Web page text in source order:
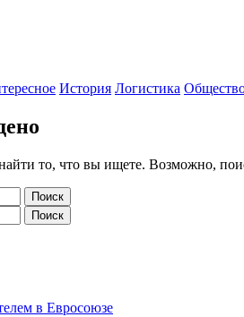
История Логистика
то, что вы ищете. Возможно,
в Евросоюзе